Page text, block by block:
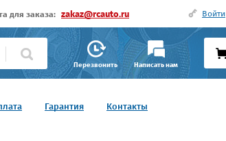
для заказа: zakaz@rcauto.ru Войти
Перезвонить Написать нам
Гарантия Контакты